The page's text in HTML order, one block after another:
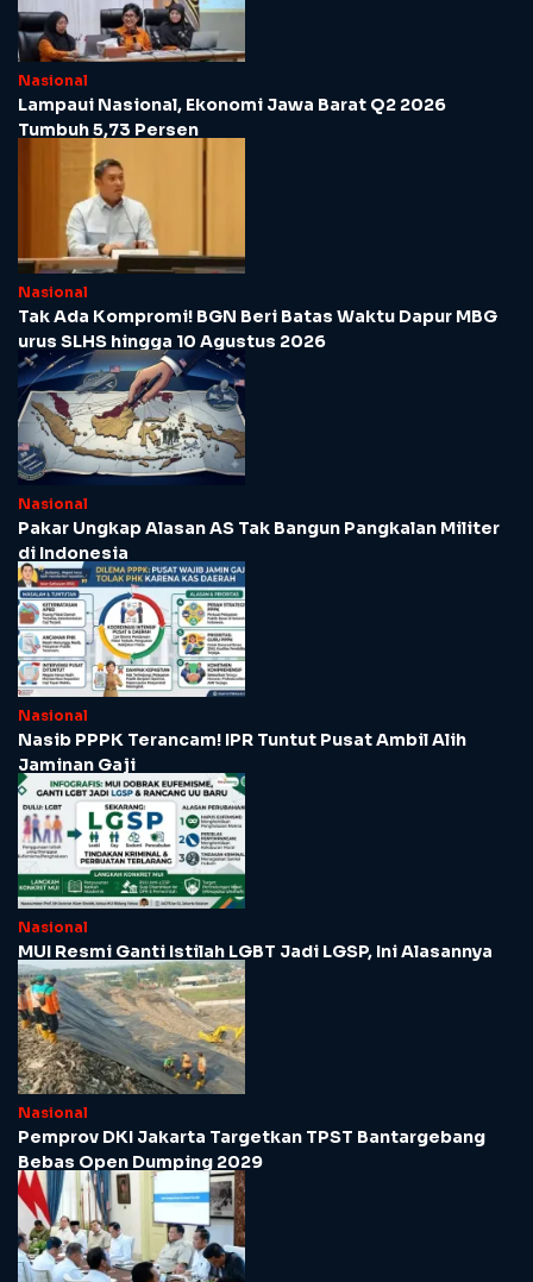
Nasional
Lampaui Nasional, Ekonomi Jawa Barat Q2 2026
Tumbuh 5,73 Persen
Nasional
Tak Ada Kompromi! BGN Beri Batas Waktu Dapur MBG
urus SLHS hingga 10 Agustus 2026
Nasional
Pakar Ungkap Alasan AS Tak Bangun Pangkalan Militer
di Indonesia
Nasional
Nasib PPPK Terancam! IPR Tuntut Pusat Ambil Alih
Jaminan Gaji
Nasional
MUI Resmi Ganti Istilah LGBT Jadi LGSP, Ini Alasannya
Nasional
Pemprov DKI Jakarta Targetkan TPST Bantargebang
Bebas Open Dumping 2029